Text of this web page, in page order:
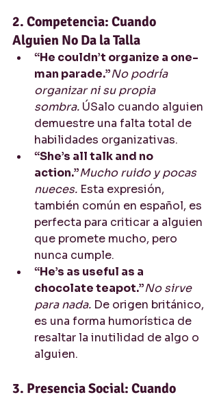
2. Competencia: Cuando
Alguien No Da la Talla
“He couldn’t organize a one-
man parade.”No podría
organizar ni su propia
sombra. ÚSalo cuando alguien
demuestre una falta total de
habilidades organizativas.
“She’s all talk and no
action.”Mucho ruido y pocas
nueces. Esta expresión,
también común en español, es
perfecta para criticar a alguien
que promete mucho, pero
nunca cumple.
“He’s as useful as a
chocolate teapot.”No sirve
para nada. De origen británico,
es una forma humorística de
resaltar la inutilidad de algo o
alguien.
3. Presencia Social: Cuando